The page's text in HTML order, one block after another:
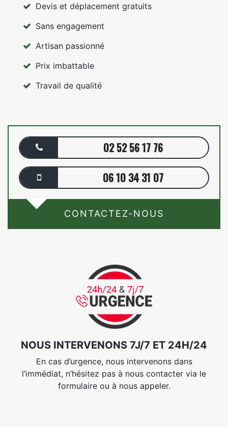
Devis et déplacement gratuits
Sans engagement
Artisan passionné
Prix imbattable
Travail de qualité
02 52 56 17 76
06 10 34 31 07
CONTACTEZ-NOUS
NOUS INTERVENONS 7J/7 ET 24H/24
En cas d’urgence, nous intervenons dans
l’immédiat, n’hésitez pas à nous contacter via le
formulaire ou à nous appeler.